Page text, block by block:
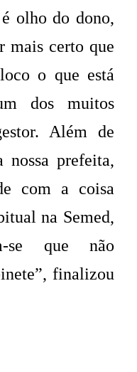
olho do dono,
mais certo que
o que está
dos muitos
Além de
nossa prefeita,
com a coisa
na Semed,
se que não
finalizou